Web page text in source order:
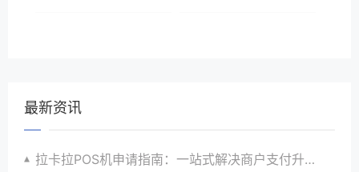
最新资讯
拉卡拉POS机申请指南：一站式解决商户支付升级、智能化与创新需求